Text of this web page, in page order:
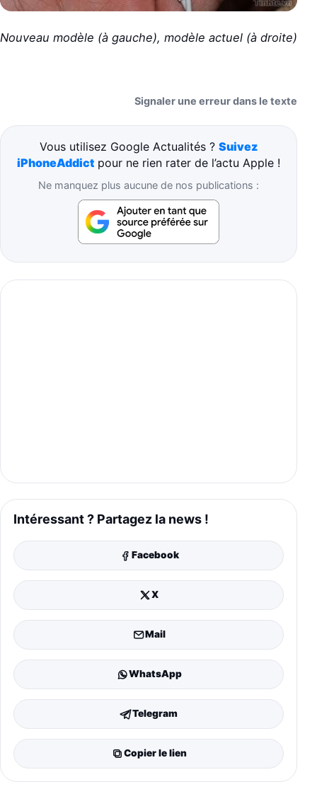
Nouveau modèle (à gauche), modèle actuel (à droite)
Signaler une erreur dans le texte
Vous utilisez Google Actualités ? Suivez
iPhoneAddict pour ne rien rater de l’actu Apple !
Ne manquez plus aucune de nos publications :
Intéressant ? Partagez la news !
Facebook
X
Mail
WhatsApp
Telegram
Copier le lien